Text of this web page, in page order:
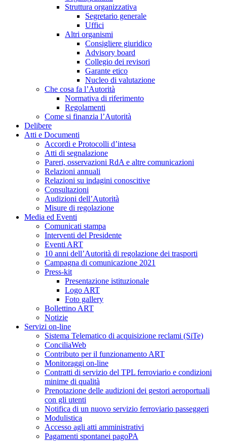
Struttura organizzativa
Segretario generale
Uffici
Altri organismi
Consigliere giuridico
Advisory board
Collegio dei revisori
Garante etico
Nucleo di valutazione
Che cosa fa l’Autorità
Normativa di riferimento
Regolamenti
Come si finanzia l’Autorità
Delibere
Atti e Documenti
Accordi e Protocolli d’intesa
Atti di segnalazione
Pareri, osservazioni RdA e altre comunicazioni
Relazioni annuali
Relazioni su indagini conoscitive
Consultazioni
Audizioni dell’Autorità
Misure di regolazione
Media ed Eventi
Comunicati stampa
Interventi del Presidente
Eventi ART
10 anni dell’Autorità di regolazione dei trasporti
Campagna di comunicazione 2021
Press-kit
Presentazione istituzionale
Logo ART
Foto gallery
Bollettino ART
Notizie
Servizi on-line
Sistema Telematico di acquisizione reclami (SiTe)
ConciliaWeb
Contributo per il funzionamento ART
Monitoraggi on-line
Contratti di servizio del TPL ferroviario e condizioni
minime di qualità
Prenotazione delle audizioni dei gestori aeroportuali
con gli utenti
Notifica di un nuovo servizio ferroviario passeggeri
Modulistica
Accesso agli atti amministrativi
Pagamenti spontanei pagoPA